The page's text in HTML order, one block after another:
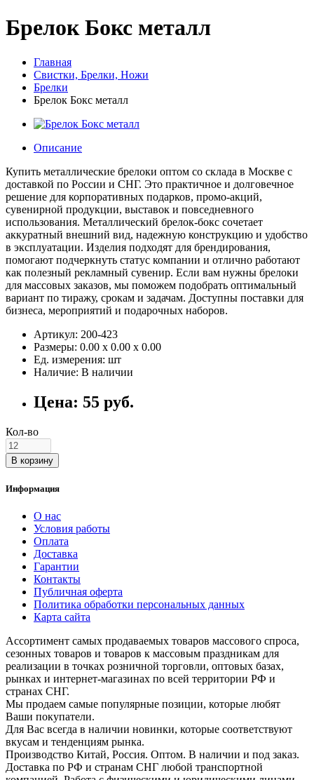
Брелок Бокс металл
Главная
Свистки, Брелки, Ножи
Брелки
Брелок Бокс металл
Описание
Купить металлические брелоки оптом со склада в Москве с
доставкой по России и СНГ. Это практичное и долговечное
решение для корпоративных подарков, промо-акций,
сувенирной продукции, выставок и повседневного
использования. Металлический брелок-бокс сочетает
аккуратный внешний вид, надежную конструкцию и удобство
в эксплуатации. Изделия подходят для брендирования,
помогают подчеркнуть статус компании и отлично работают
как полезный рекламный сувенир. Если вам нужны брелоки
для массовых заказов, мы поможем подобрать оптимальный
вариант по тиражу, срокам и задачам. Доступны поставки для
бизнеса, мероприятий и подарочных наборов.
Артикул: 200-423
Размеры: 0.00 х 0.00 х 0.00
Ед. измерения: шт
Наличие: В наличии
Цена: 55 руб.
Кол-во
В корзину
Информация
О нас
Условия работы
Оплата
Доставка
Гарантии
Контакты
Публичная оферта
Политика обработки персональных данных
Карта сайта
Ассортимент самых продаваемых товаров массового спроса,
сезонных товаров и товаров к массовым праздникам для
реализации в точках розничной торговли, оптовых базах,
рынках и интернет-магазинах по всей территории РФ и
странах СНГ.
Мы продаем самые популярные позиции, которые любят
Ваши покупатели.
Для Вас всегда в наличии новинки, которые соответствуют
вкусам и тенденциям рынка.
Производство Китай, Россия. Оптом. В наличии и под заказ.
Доставка по РФ и странам СНГ любой транспортной